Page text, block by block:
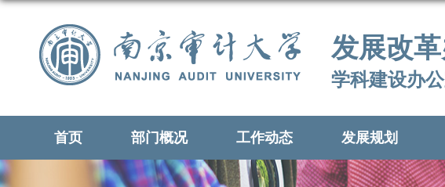
发展改
学科建设办
首页 部门概况 工作动态 发展规划